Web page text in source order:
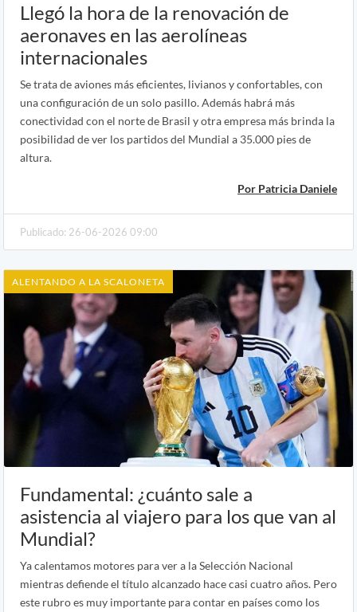
Llegó la hora de la renovación de
aeronaves en las aerolíneas
internacionales
Se trata de aviones más eficientes, livianos y confortables, con
una configuración de un solo pasillo. Además habrá más
conectividad con el norte de Brasil y otra empresa más brinda la
posibilidad de ver los partidos del Mundial a 35.000 pies de
altura.
Por Patricia Daniele
Publicado: 26-06-2026 09:00
ALENTANDO A LA SCALONETA
Fundamental: ¿cuánto sale a
asistencia al viajero para los que van al
Mundial?
Ya calentamos motores para ver a la Selección Nacional
mientras defiende el título alcanzado hace casi cuatro años. Pero
este rubro es muy importante para contar en países como los